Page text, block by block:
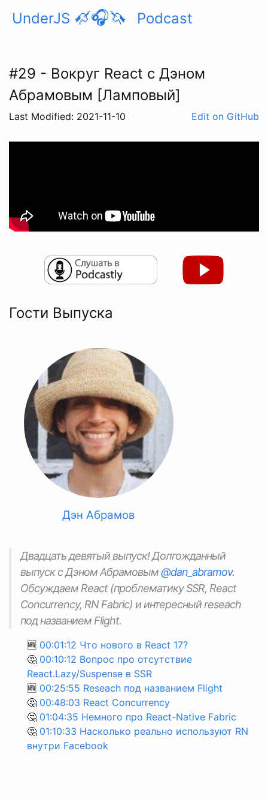
UnderJS 🦄🎧🦄 Podcast
#29 - Вокруг React с Дэном
Абрамовым [Ламповый]
Last Modified: 2021-11-10 Edit on GitHub
Гости Выпуска
Дэн Абрамов
Двадцать девятый выпуск! Долгожданный
выпуск с Дэном Абрамовым@dan_abramov.
Обсуждаем React (проблематику SSR, React
Concurrency, RN Fabric) и интересный reseach
под названием Flight.
🆕 00:01:12 Что нового в React 17?
🤔 00:10:12 Вопрос про отсутствие
React.Lazy/Suspense в SSR
🆕 00:25:55 Reseach под названием Flight
🤔 00:48:03 React Concurrency
🤔 01:04:35 Немного про React-Native Fabric
🤔 01:10:33 Насколько реально используют RN
внутри Facebook